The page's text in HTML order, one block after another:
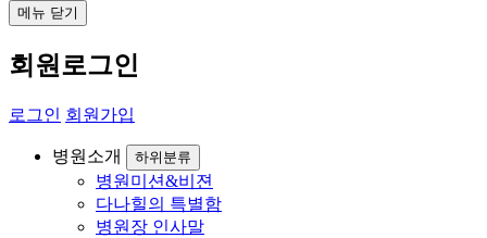
메뉴 닫기
회원로그인
로그인 회원가입
병원소개 하위분류
병원미션&비젼
다나힐의 특별함
병원장 인사말